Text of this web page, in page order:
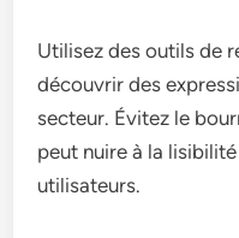
Utilisez des outils de
découvrir des
secteur. Évitez le
peut nuire à la
utilisateurs.